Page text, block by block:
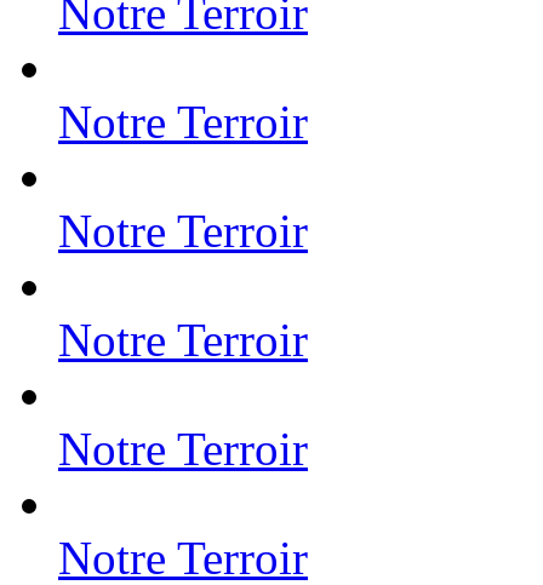
Notre Terroir
Notre Terroir
Notre Terroir
Notre Terroir
Notre Terroir
Notre Terroir